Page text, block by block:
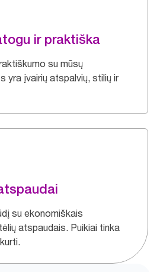
ir praktiška
su mūsų
yra įvairių atspalvių, stilių ir
su ekonomiškais
atspaudais. Puikiai tinka